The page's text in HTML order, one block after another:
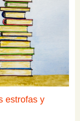
estrofas y